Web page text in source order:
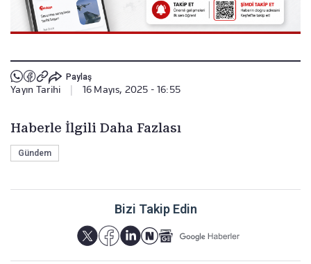
Paylaş
Yayın Tarihi 16 Mayıs, 2025 - 16:55
Haberle İlgili Daha Fazlası
Gündem
Bizi Takip Edin